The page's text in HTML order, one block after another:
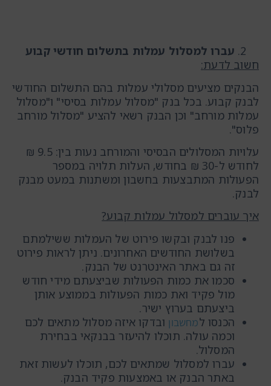
עברו למסלול עמלות בתשלום חודשי קבוע
חשוב לדעת:
הבנקים מציעים מסלולי עמלות בהם התשלום החודשי
לבנק קבוע. בכל בנק "מסלול עמלות בסיסי" ו"מסלול
עמלות מורחב" וכן הבנק רשאי להציע "מסלול מורחב
פלוס".
עלויות המסלולים הבסיסי והמורחב נעות בין: 9.5 ₪
לחודש ל-30 ₪ בחודש, העלות תלויה במספר
הפעולות המתבצעות בחשבון ומשתנות במעט מבנק
לבנק.
איך עוברים למסלול עמלות קבוע?
פנו לבנק ובקשו פירוט של העמלות ששילמתם
בשלושת החודשים האחרונים. ניתן לראות פירוט
זה גם באתר האינטרנט של הבנק.
סכמו את כמות הפעולות שביצעתם מידי חודש
מול פקיד ואת כמות הפעולות בממוצע אותן
ביצעתם בערוץ ישיר.
הכנסו למחשבון ובדקו איזה מסלול מתאים לכם
וכמה עולה. תוכלו להיעזר בבנקאי בבחירת
המסלול.
עברו למסלול שמתאים לכם, תוכלו לעשות זאת
באתר הבנק או באמצעות פקיד הבנק.